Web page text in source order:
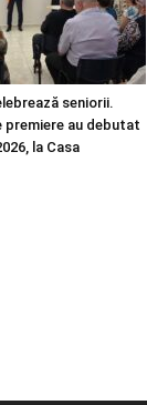
seniorii.
premiere au debutat
la Casa